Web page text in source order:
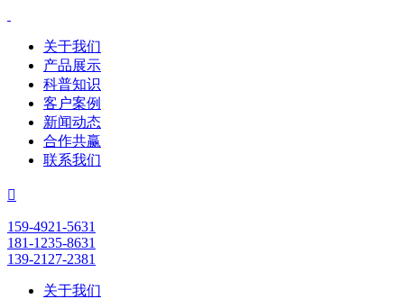
关于我们
产品展示
科普知识
客户案例
新闻动态
合作共赢
联系我们

159-4921-5631
181-1235-8631
139-2127-2381
关于我们